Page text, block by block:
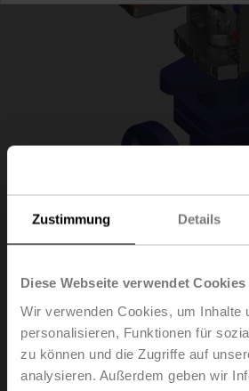
Zustimmung Details
Diese Webseite verwendet Cookies
Wir verwenden Cookies, um Inhalte
personalisieren, Funktionen für
zu können und die Zugriffe auf
analysieren. Außerdem geben wir
H6020X6P3-
S2/NV24A-